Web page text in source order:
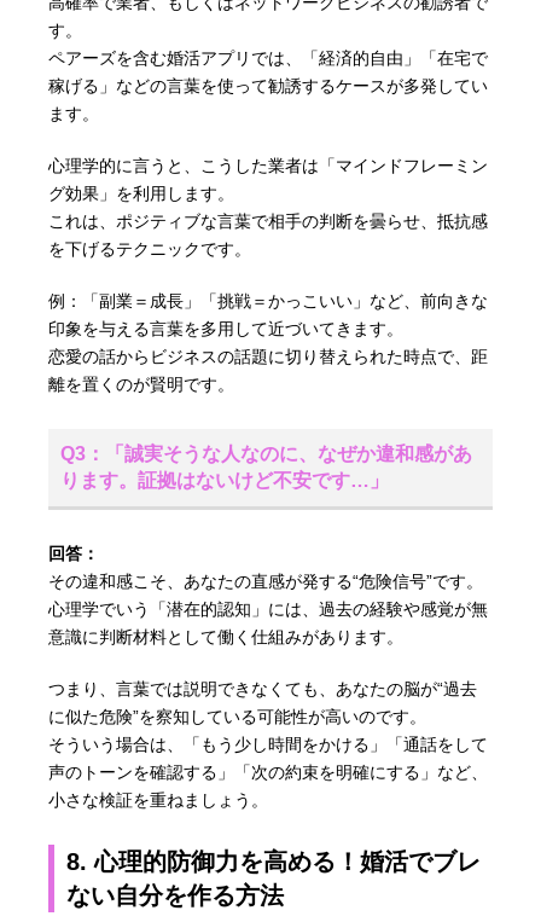
す。
ペアーズを含む婚活アプリでは、「経済的自由」「在宅で
稼げる」などの言葉を使って勧誘するケースが多発してい
ます。
心理学的に言うと、こうした業者は「マインドフレーミン
グ効果」を利用します。
これは、ポジティブな言葉で相手の判断を曇らせ、抵抗感
を下げるテクニックです。
例：「副業＝成長」「挑戦＝かっこいい」など、前向きな
印象を与える言葉を多用して近づいてきます。
恋愛の話からビジネスの話題に切り替えられた時点で、距
離を置くのが賢明です。
Q3：「誠実そうな人なのに、なぜか違和感があ
ります。証拠はないけど不安です…」
回答：
その違和感こそ、あなたの直感が発する“危険信号”です。
心理学でいう「潜在的認知」には、過去の経験や感覚が無
意識に判断材料として働く仕組みがあります。
つまり、言葉では説明できなくても、あなたの脳が“過去
に似た危険”を察知している可能性が高いのです。
そういう場合は、「もう少し時間をかける」「通話をして
声のトーンを確認する」「次の約束を明確にする」など、
小さな検証を重ねましょう。
8. 心理的防御力を高める！婚活でブレ
ない自分を作る方法